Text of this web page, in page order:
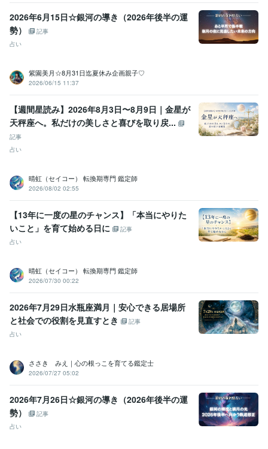
2026年6月15日☆銀河の導き（2026年後半の運
勢）
記事
占い
紫園美月☆8月31日迄夏休み企画親子♡
2026/06/15 11:37
【週間星読み】2026年8月3日〜8月9日｜金星が
天秤座へ。私だけの美しさと喜びを取り戻...
記事
占い
晴虹（セイコー） 転換期専門 鑑定師
2026/08/02 02:55
【13年に一度の星のチャンス】「本当にやりた
いこと」を育て始める日に
記事
占い
晴虹（セイコー） 転換期専門 鑑定師
2026/07/30 00:22
2026年7月29日水瓶座満月｜安心できる居場所
と社会での役割を見直すとき
記事
占い
ささき みえ｜心の根っこを育てる鑑定士
2026/07/27 05:02
2026年7月26日☆銀河の導き（2026年後半の運
勢）
記事
占い